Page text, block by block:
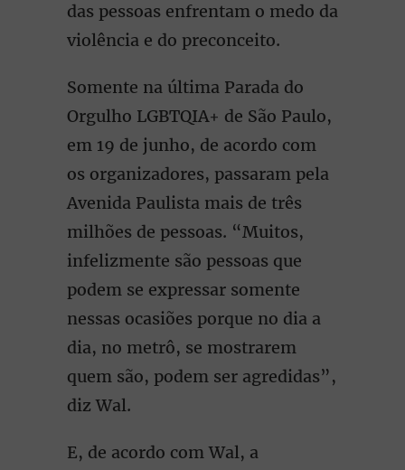
das pessoas enfrentam o medo da
violência e do preconceito.
Somente na última Parada do
Orgulho LGBTQIA+ de São Paulo,
em 19 de junho, de acordo com
os organizadores, passaram pela
Avenida Paulista mais de três
milhões de pessoas. “Muitos,
infelizmente são pessoas que
podem se expressar somente
nessas ocasiões porque no dia a
dia, no metrô, se mostrarem
quem são, podem ser agredidas”,
diz Wal.
E, de acordo com Wal, a